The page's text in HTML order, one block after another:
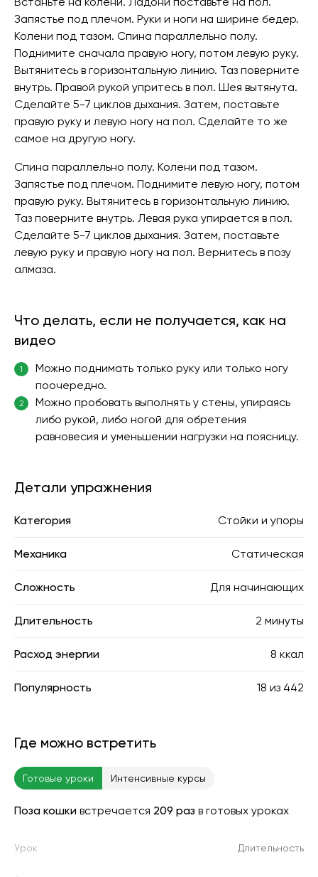
Запястье под плечом. Руки и ноги на ширине бедер.
Колени под тазом. Спина параллельно полу.
Поднимите сначала правую ногу, потом левую руку.
Вытянитесь в горизонтальную линию. Таз поверните
внутрь. Правой рукой упритесь в пол. Шея вытянута.
Сделайте 5-7 циклов дыхания. Затем, поставьте
правую руку и левую ногу на пол. Сделайте то же
самое на другую ногу.
Спина параллельно полу. Колени под тазом.
Запястье под плечом. Поднимите левую ногу, потом
правую руку. Вытянитесь в горизонтальную линию.
Таз поверните внутрь. Левая рука упирается в пол.
Сделайте 5-7 циклов дыхания. Затем, поставьте
левую руку и правую ногу на пол. Вернитесь в позу
алмаза.
Что делать, если не получается, как на
видео
1
Можно поднимать только руку или только ногу
поочередно.
2
Можно пробовать выполнять у стены, упираясь
либо рукой, либо ногой для обретения
равновесия и уменьшении нагрузки на поясницу.
Детали упражнения
Категория Стойки и упоры
Механика Статическая
Сложность Для начинающих
Длительность 2 минуты
Расход энергии 8 ккал
Популярность 18 из 442
Где можно встретить
Готовые уроки Интенсивные курсы
Поза кошки встречается 209 раз в готовых уроках
Урок Длительность